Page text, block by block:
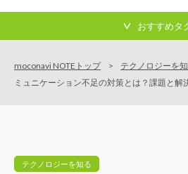
おすすめタ
moconavi NOTEトップ テクノロジーを
ミュニケーション不足の対策とは？課題と解
テクノロジーを知る